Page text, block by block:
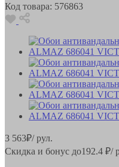
Код товара: 576863
3 563₽/ рул.
Скидка и бонус до192.4 ₽/